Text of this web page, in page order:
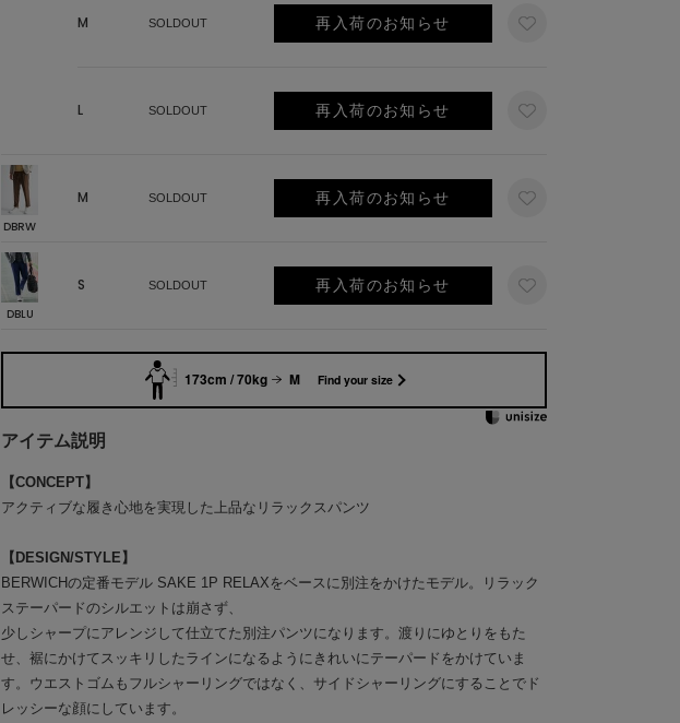
M SOLDOUT 再入荷のお知らせ
L SOLDOUT 再入荷のお知らせ
DBRW
M SOLDOUT 再入荷のお知らせ
DBLU
S SOLDOUT 再入荷のお知らせ
173cm / 70kg M Find your size
アイテム説明
【CONCEPT】
アクティブな履き心地を実現した上品なリラックスパンツ
【DESIGN/STYLE】
BERWICHの定番モデル SAKE 1P RELAXをベースに別注をかけたモデル。リラック
ステーパードのシルエットは崩さず、
少しシャープにアレンジして仕立てた別注パンツになります。渡りにゆとりをもた
せ、裾にかけてスッキリしたラインになるようにきれいにテーパードをかけていま
す。ウエストゴムもフルシャーリングではなく、サイドシャーリングにすることでド
レッシーな顔にしています。